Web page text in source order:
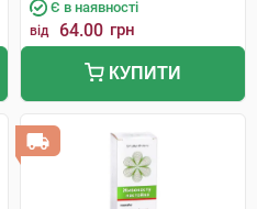
Є в наявності
від 64.00 грн
КУПИТИ